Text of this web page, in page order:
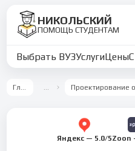
НИКОЛЬСКИЙ
ПОМОЩЬ СТУДЕНТАМ
Выбрать ВУЗУслугиЦены
Главная …
Яндекс — 5.0/5Zoon